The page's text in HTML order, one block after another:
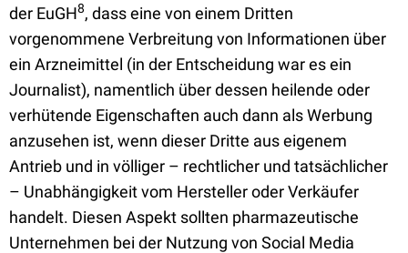
der EuGH8, dass eine von einem Dritten
vorgenommene Verbreitung von Informationen über
ein Arzneimittel (in der Entscheidung war es ein
Journalist), namentlich über dessen heilende oder
verhütende Eigenschaften auch dann als Werbung
anzusehen ist, wenn dieser Dritte aus eigenem
Antrieb und in völliger – rechtlicher und tatsächlicher
– Unabhängigkeit vom Hersteller oder Verkäufer
handelt. Diesen Aspekt sollten pharmazeutische
Unternehmen bei der Nutzung von Social Media